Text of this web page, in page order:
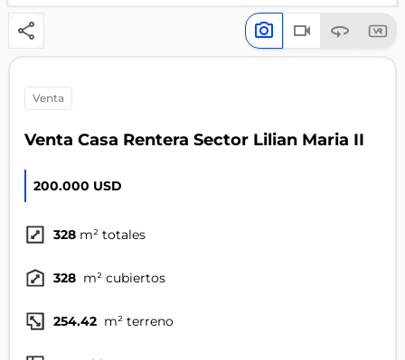
venta
Venta Casa Rentera Sector Lilian Maria II
200.000 USD
328 m² totales
328 m² cubiertos
254.42 m² terreno